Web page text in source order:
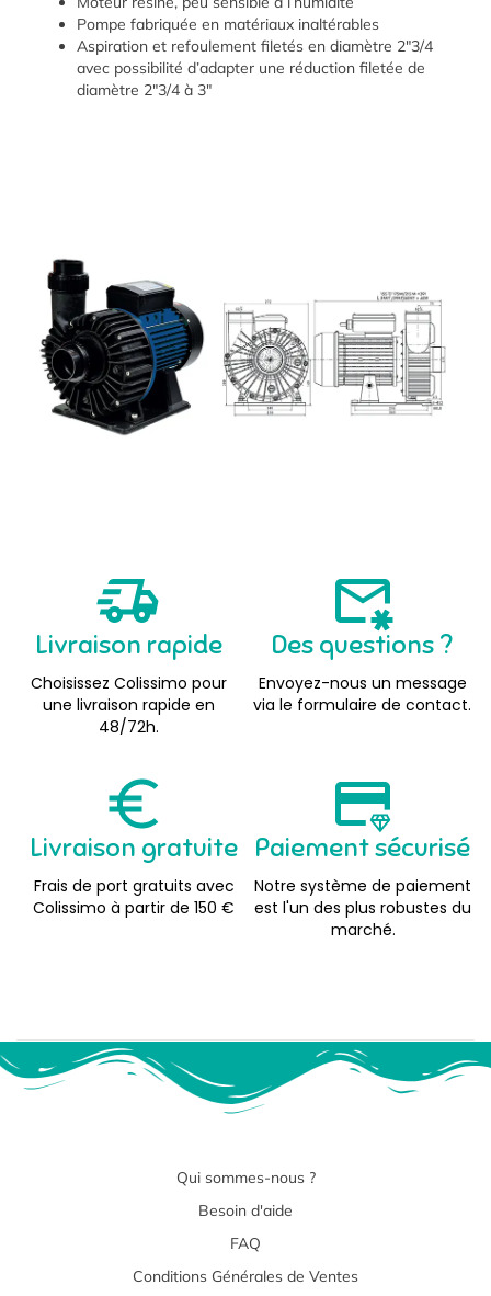
Pompe fabriquée en matériaux inaltérables
Aspiration et refoulement filetés en diamètre 2″3/4
avec possibilité d’adapter une réduction filetée de
diamètre 2″3/4 à 3″
Livraison rapide
Choisissez Colissimo pour
une livraison rapide en
48/72h.
Des questions ?
Envoyez-nous un message
via le formulaire de contact.
Livraison gratuite
Frais de port gratuits avec
Colissimo à partir de 150 €
Paiement sécurisé
Notre système de paiement
est l'un des plus robustes du
marché.
Qui sommes-nous ?
Besoin d'aide
FAQ
Conditions Générales de Ventes